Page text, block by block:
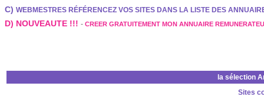
C) WEBMESTRES RÉFÉRENCEZ VOS SITES DANS LA LISTE DES
D) NOUVEAUTE !!! - CREER GRATUITEMENT MON ANNUAIRE
la sélection
Sites